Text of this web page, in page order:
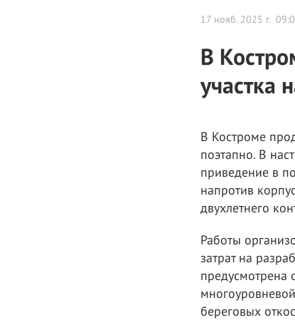
17 нояб. 2025 г.
В
участка
В Костроме
поэтапно. В
приведение в
напротив
двухлетнего
Работы
затрат на
предусмотрена
береговых